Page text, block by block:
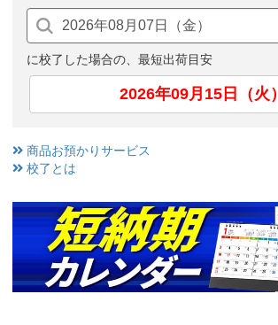
に校了した場合の、最短出荷目安
2026年09月15日（火）
商品お預かりサービス
校了とは